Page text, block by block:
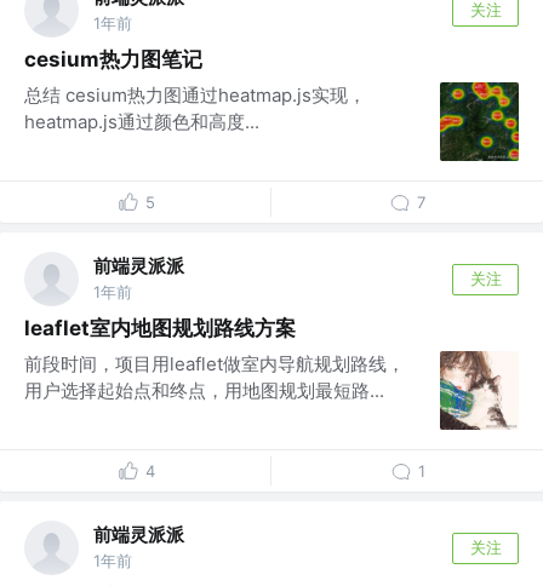
1年前
关注
cesium热力图笔记
总结 cesium热力图通过heatmap.js实现，
heatmap.js通过颜色和高度...
5 7
前端灵派派
1年前
关注
leaflet室内地图规划路线方案
前段时间，项目用leaflet做室内导航规划路线，
用户选择起始点和终点，用地图规划最短路...
4 1
前端灵派派
1年前
关注